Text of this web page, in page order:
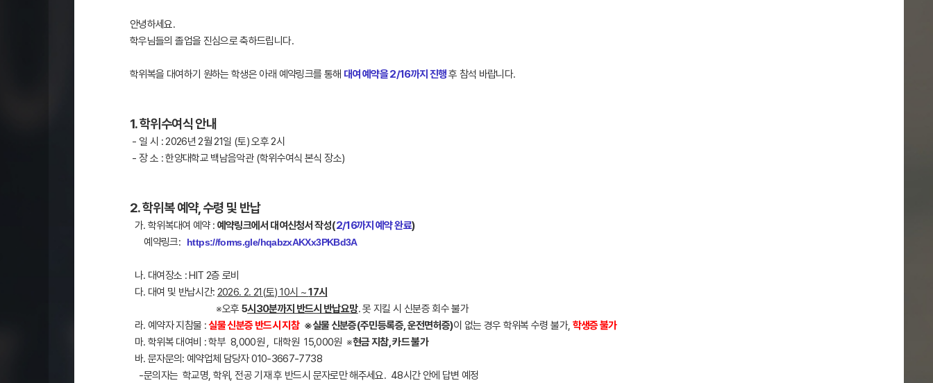
안녕하세요.
학우님들의 졸업을 진심으로 축하드립니다.
학위복을 대여하기 원하는 학생은 아래 예약링크를 통해 대여 예약을 2/16까지 진행후 참석 바랍니다.
1. 학위수여식 안내
- 일 시 : 2026년 2월 21일 (토) 오후 2시
- 장 소 : 한양대학교 백남음악관 (학위수여식 본식 장소)
2. 학위복 예약, 수령 및 반납
가. 학위복대여 예약 : 예약링크에서 대여신청서 작성(2/16까지 예약 완료)
예약링크:
https://forms.gle/hqabzxAKXx3PKBd3A
나. 대여장소 : HIT 2층 로비
다. 대여 및 반납시간: 2026. 2. 21(토) 10시 ~17시
※오후 5시30분까지 반드시 반납요망. 못 지킬 시 신분증 회수 불가
라. 예약자 지참물 : 실물 신분증반드시 지참 ※실물신분증(주민등록증, 운전면허증)이 없는 경우 학위복 수령 불가, 학생증 불가
마. 학위복 대여비 : 학부 8,000원 , 대학원 15,000원 ※현금 지참, 카드 불가
바. 문자문의: 예약업체 담당자 010-3667-7738
-문의자는 학교명, 학위, 전공 기재 후 반드시 문자로만 해주세요. 48시간 안에 답변 예정